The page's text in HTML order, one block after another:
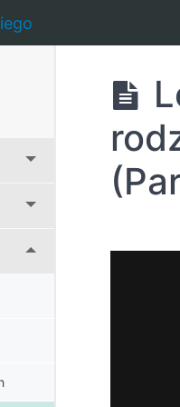
popełnianych